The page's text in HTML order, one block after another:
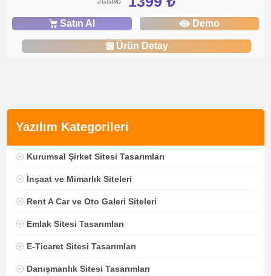
Yazılım Kategorileri
Kurumsal Şirket Sitesi Tasarımları
İnşaat ve Mimarlık Siteleri
Rent A Car ve Oto Galeri Siteleri
Emlak Sitesi Tasarımları
E-Ticaret Sitesi Tasarımları
Danışmanlık Sitesi Tasarımları
Satın Al Demo
Ürün Detay